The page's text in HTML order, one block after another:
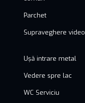
Parchet
Supraveghere video
Ușă intrare metal
Vedere spre lac
WC Serviciu